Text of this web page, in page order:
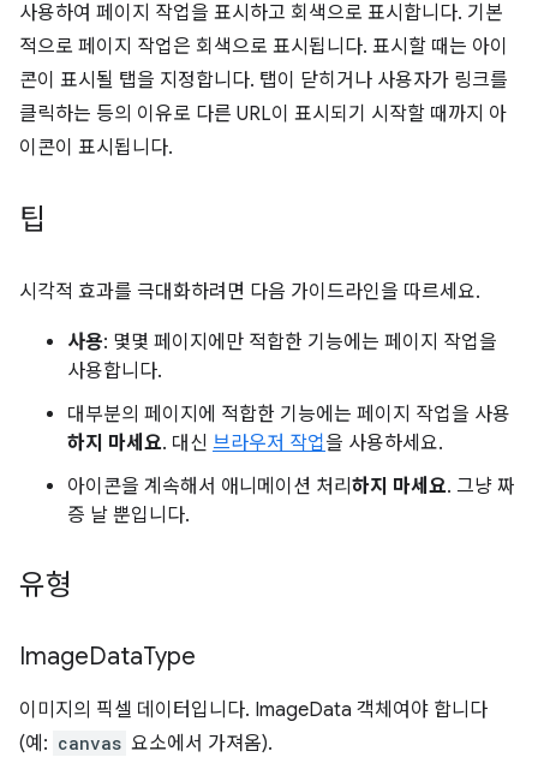
사용하여 페이지 작업을 표시하고 회색으로 표시합니다. 기본
적으로 페이지 작업은 회색으로 표시됩니다. 표시할 때는 아이
콘이 표시될 탭을 지정합니다. 탭이 닫히거나 사용자가 링크를
클릭하는 등의 이유로 다른 URL이 표시되기 시작할 때까지 아
이콘이 표시됩니다.
팁
시각적 효과를 극대화하려면 다음 가이드라인을 따르세요.
사용: 몇몇 페이지에만 적합한 기능에는 페이지 작업을
사용합니다.
대부분의 페이지에 적합한 기능에는 페이지 작업을 사용
하지 마세요. 대신 브라우저 작업을 사용하세요.
아이콘을 계속해서 애니메이션 처리 하지 마세요. 그냥 짜
증 날 뿐입니다.
유형
ImageDataType
이미지의 픽셀 데이터입니다. ImageData 객체여야 합니다
(예: canvas 요소에서 가져옴).